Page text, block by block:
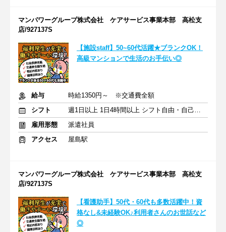
マンパワーグループ株式会社 ケアサービス事業本部 高松支
店/927137S
【施設staff】50~60代活躍★ブランクOK！
高級マンションで生活のお手伝い◎
給与
時給1350円～ ※交通費全額
シフト
週1日以上 1日4時間以上 シフト自由・自己申告
雇用形態
派遣社員
アクセス
屋島駅
マンパワーグループ株式会社 ケアサービス事業本部 高松支
店/927137S
【看護助手】50代・60代も多数活躍中！資
格なし&未経験OK♪利用者さんのお世話など
◎